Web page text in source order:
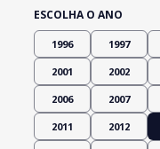
ESCOLHA O ANO
1996 1997
2001 2002
2006 2007
2011 2012